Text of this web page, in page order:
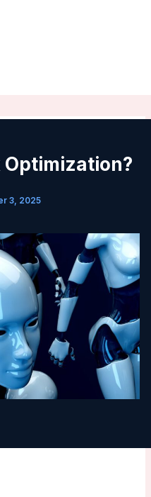
Optimization?
3, 2025